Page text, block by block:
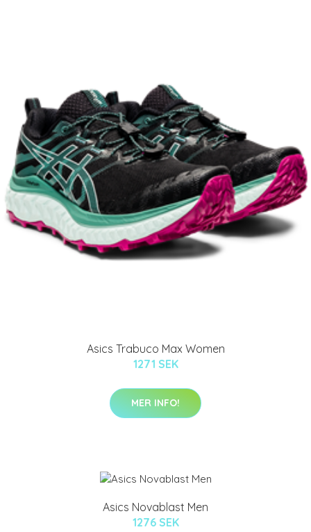
Asics Trabuco Max Women
1271 SEK
MER INFO!
Asics Novablast Men
1276 SEK